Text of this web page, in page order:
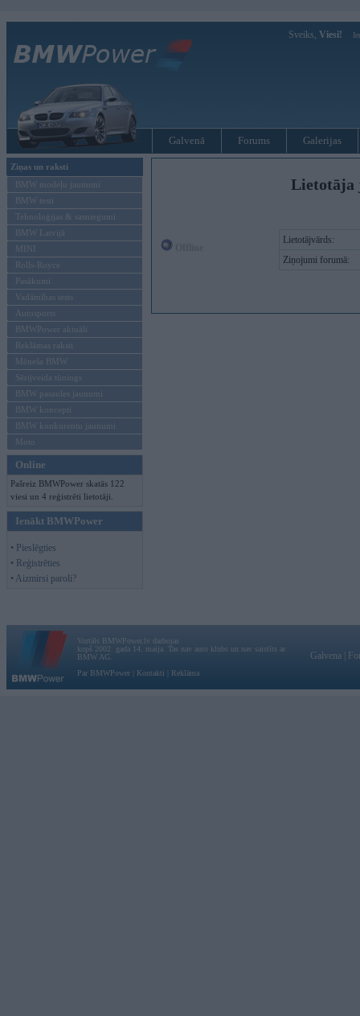
Sveiks, Viesi!
Galvenā Forums Galerijas
Ziņas un raksti
BMW modeļu jaunumi
BMW testi
Tehnoloģijas & sasniegumi
BMW Latvijā
MINI
Rolls-Royce
Pasākumi
Vadāmības tests
Autosports
BMWPower aktuāli
Reklāmas raksti
Mēneša BMW
Sērijveida tūnings
BMW pasaules jaunumi
BMW koncepti
BMW konkurentu jaunumi
Moto
Online
Pašreiz BMWPower skatās 122
viesi un 4 reģistrēti lietotāji.
Ienākt BMWPower
• Pieslēgties
• Reģistrēties
• Aizmirsi paroli?
Lietotāja
Lietotājvārds:
Ziņojumi forumā:
Vortāls BMWPower.lv darbojas
kopš 2002. gada 14. maija. Tas nav auto klubs un nav saistīts ar
BMW AG.
Par BMWPower
Kontakti Reklāma
Galvena